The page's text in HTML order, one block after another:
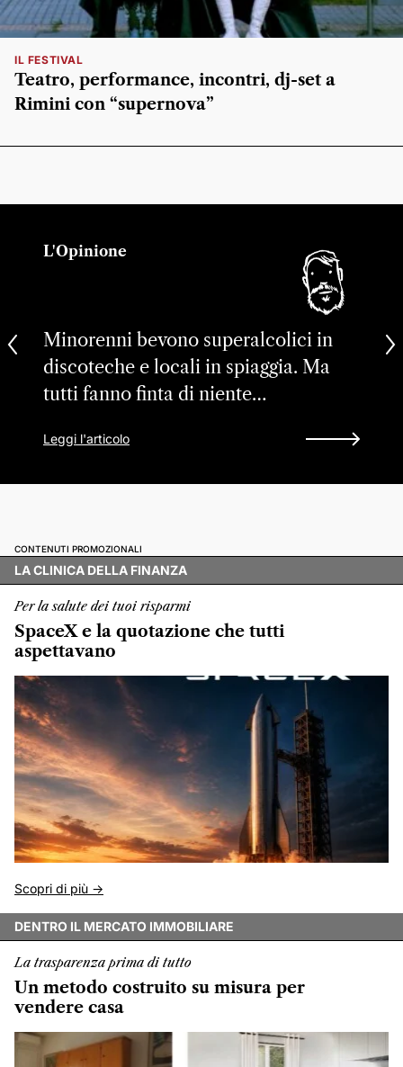
IL FESTIVAL
Teatro, performance, incontri, dj-set a
Rimini con “supernova”
L'Opinione
Minorenni bevono superalcolici in
discoteche e locali in spiaggia. Ma
tutti fanno finta di niente…
Leggi l'articolo
CONTENUTI PROMOZIONALI
LA CLINICA DELLA FINANZA
Per la salute dei tuoi risparmi
SpaceX e la quotazione che tutti
aspettavano
Scopri di più ->
DENTRO IL MERCATO IMMOBILIARE
La trasparenza prima di tutto
Un metodo costruito su misura per
vendere casa